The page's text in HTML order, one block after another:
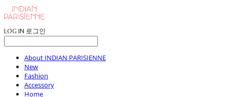
LOG IN 로그인
About INDIAN PARISIENNE
New
Fashion
Accessory
Home